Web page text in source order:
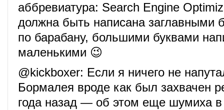
аббревиатура: Search Engine
должна быть написана заглавными
по барабану, большими буквами
маленькими 😉
@kickboxer: Если я ничего не
Бормалея вроде как был захвачен
года назад — об этом еще шумиха в